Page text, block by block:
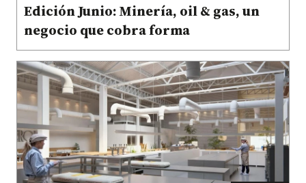
Edición Junio: Minería, oil & gas, un
negocio que cobra forma